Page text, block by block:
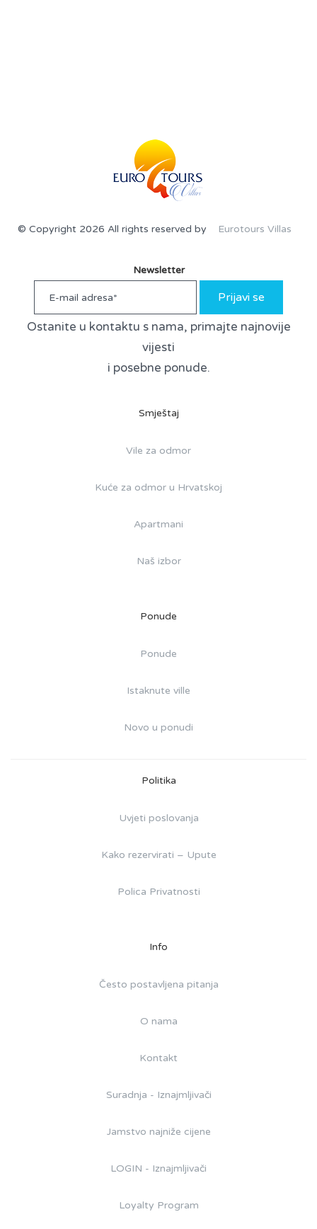
© Copyright 2026 All rights reserved by Eurotours Villas
Newsletter
Prijavi se
Ostanite u kontaktu s nama, primajte najnovije
vijesti
i posebne ponude.
Smještaj
Vile za odmor
Kuće za odmor u Hrvatskoj
Apartmani
Naš izbor
Ponude
Ponude
Istaknute ville
Novo u ponudi
Politika
Uvjeti poslovanja
Kako rezervirati – Upute
Polica Privatnosti
Info
Često postavljena pitanja
O nama
Kontakt
Suradnja - Iznajmljivači
Jamstvo najniže cijene
LOGIN - Iznajmljivači
Loyalty Program